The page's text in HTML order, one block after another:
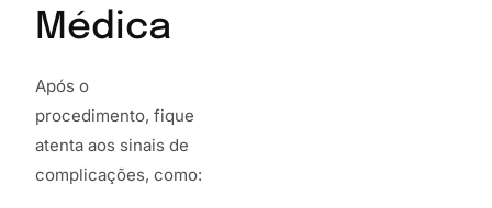
Médica
Após o
procedimento, fique
atenta aos sinais de
complicações, como: